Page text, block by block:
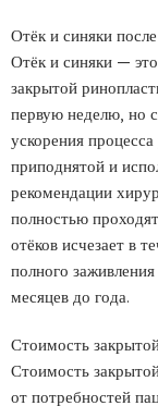
Отёк и синяки
Отёк и синяки —
закрытой
первую неделю, но
ускорения
приподнятой и
рекомендации
полностью
отёков исчезает в
полного
месяцев до года.
Стоимость
Стоимость
от потребностей